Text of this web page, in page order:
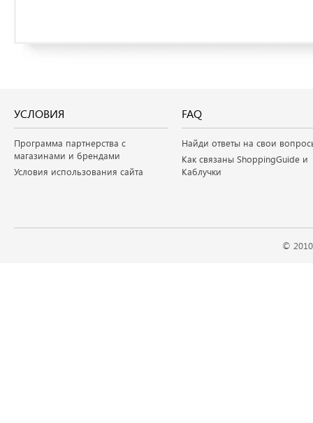
УСЛОВИЯ
Программа партнерства с
магазинами и брендами
Условия использования сайта
FAQ
Найди ответы на свои
Как связаны ShoppingGuide и
Каблучки
©